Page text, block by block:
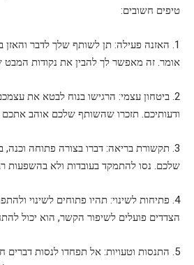
טיפים חשובים:
1. האזנה פעילה: תן לשותף שלך לדבר
אומר. זה מאפשר לך להבין את נקודות המבט
2. ביטחון עצמי: הרגישו בנוח לבטא את
ודעותיכם. תזכרו שהשותף שלכם אוהב
3. תקשורת בריאה: דברו בצורה פתוחה וכנה,
שלכם. נסו להתמקד בעובדות ולא בהשפעות
4. פתיחות לשינוי: תהיו פתוחים לשינוי
הצדדים פועלים לשיפור הקשר, הוא יכול
5. התנסות וטעויות: אל תפחדו לנסות דברים